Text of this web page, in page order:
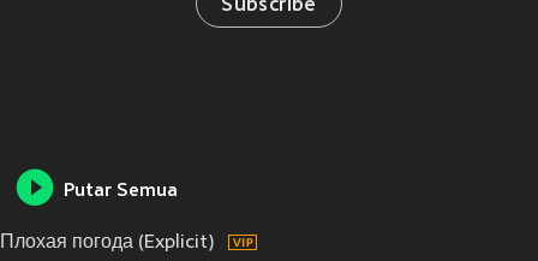
Subscribe
Putar Semua
Плохая погода (Explicit)